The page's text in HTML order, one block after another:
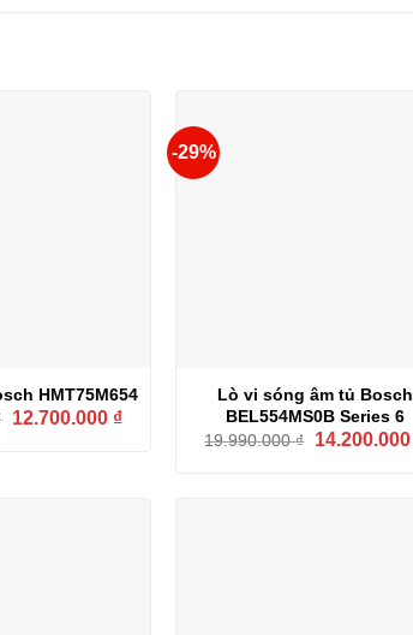
HMT75M654
Giá
12.700.000 ₫Giá
-29%
Lò vi sóng âm tủ Bosch
BEL554MS0B Series 6
19.990.000₫
Giá
14.200.000